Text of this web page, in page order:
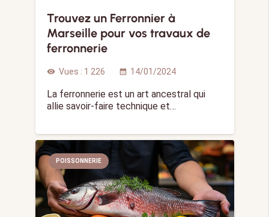
Trouvez un Ferronnier à
Marseille pour vos travaux de
ferronnerie
visibility Vues : 1 226 calendar_month 14/01/2024
La ferronnerie est un art ancestral qui
allie savoir-faire technique et…
POISSONNERIE